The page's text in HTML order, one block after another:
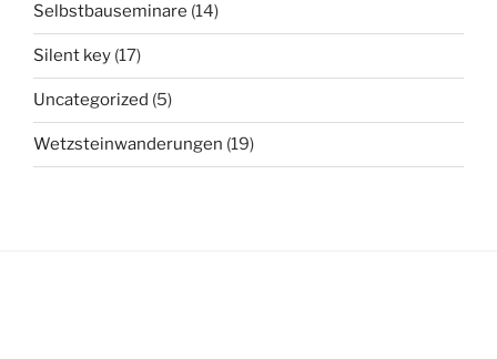
Selbstbauseminare (14)
Silent key (17)
Uncategorized (5)
Wetzsteinwanderungen (19)